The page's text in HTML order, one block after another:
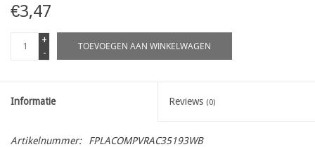
€3,47
+
-
TOEVOEGEN AAN WINKELWAGEN
Informatie Reviews (0)
Artikelnummer: FPLACOMPVRAC35193WB